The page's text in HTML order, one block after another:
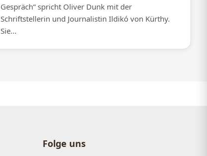
Gespräch“ spricht Oliver Dunk mit der
Schriftstellerin und Journalistin Ildikó von Kürthy.
Sie...
Folge uns